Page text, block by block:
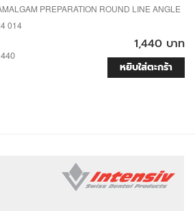
PREPARATION ROUND LINE ANGLE
014
1,440 บาท
หยิบใส่ตะกร้า